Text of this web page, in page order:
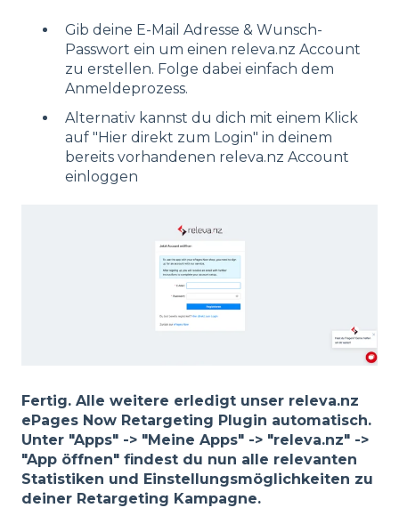
Gib deine E-Mail Adresse & Wunsch-
Passwort ein um einen releva.nz Account
zu erstellen. Folge dabei einfach dem
Anmeldeprozess.
Alternativ kannst du dich mit einem Klick
auf "Hier direkt zum Login" in deinem
bereits vorhandenen releva.nz Account
einloggen
Fertig. Alle weitere erledigt unser releva.nz
ePages Now Retargeting Plugin automatisch.
Unter "Apps" -> "Meine Apps" -> "releva.nz" ->
"App öffnen" findest du nun alle relevanten
Statistiken und Einstellungsmöglichkeiten zu
deiner Retargeting Kampagne.